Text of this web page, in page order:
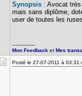
Synopsis : Avocat
mais sans diplôme,
user de toutes les
---------------
Mon Feedback etMes
Posté le 27-07-2011 à